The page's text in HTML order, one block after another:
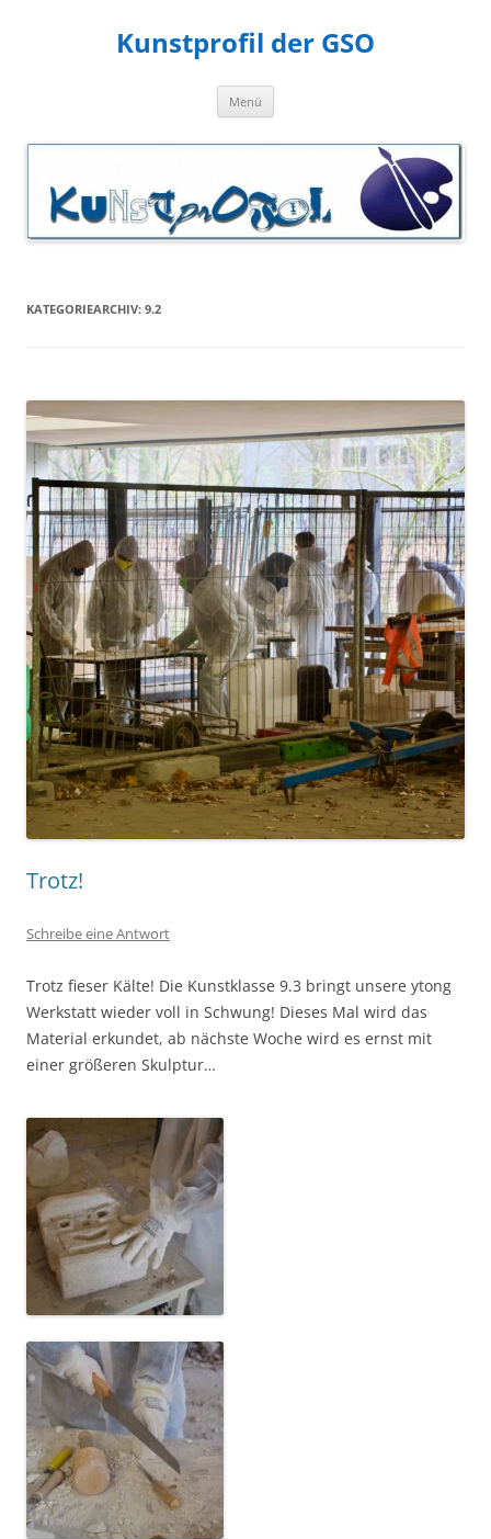
Kunstprofil der GSO
Menü
KATEGORIEARCHIV: 9.2
Trotz!
Schreibe eine Antwort
Trotz fieser Kälte! Die Kunstklasse 9.3 bringt unsere ytong
Werkstatt wieder voll in Schwung! Dieses Mal wird das
Material erkundet, ab nächste Woche wird es ernst mit
einer größeren Skulptur…